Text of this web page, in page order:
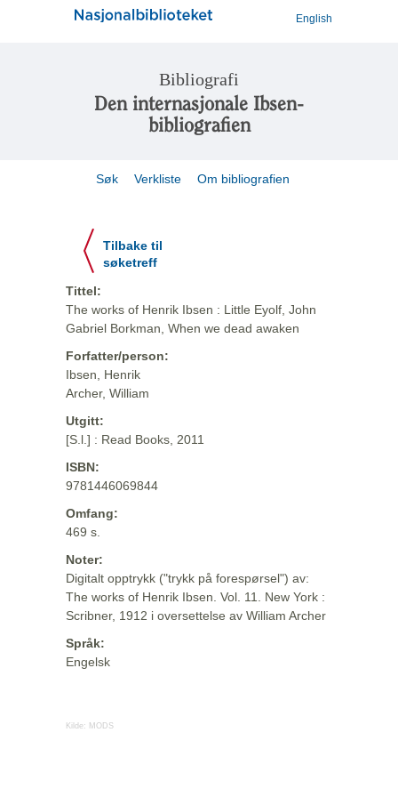
English
Bibliografi
Den internasjonale Ibsen-
bibliografien
Søk Verkliste Om bibliografien
Tilbake til
søketreff
Tittel:
The works of Henrik Ibsen : Little Eyolf, John
Gabriel Borkman, When we dead awaken
Forfatter/person:
Ibsen, Henrik
Archer, William
Utgitt:
[S.l.] : Read Books, 2011
ISBN:
9781446069844
Omfang:
469 s.
Noter:
Digitalt opptrykk ("trykk på forespørsel") av:
The works of Henrik Ibsen. Vol. 11. New York :
Scribner, 1912 i oversettelse av William Archer
Språk:
Engelsk
Kilde: MODS